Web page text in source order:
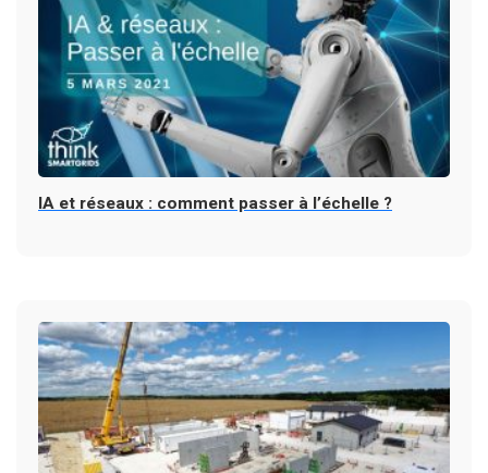
IA et réseaux : comment passer à l’échelle ?